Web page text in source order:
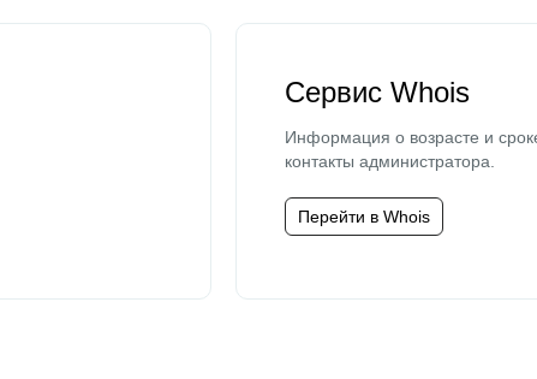
Сервис Whois
Информация о возрасте и
контакты администратора.
Перейти в Whois